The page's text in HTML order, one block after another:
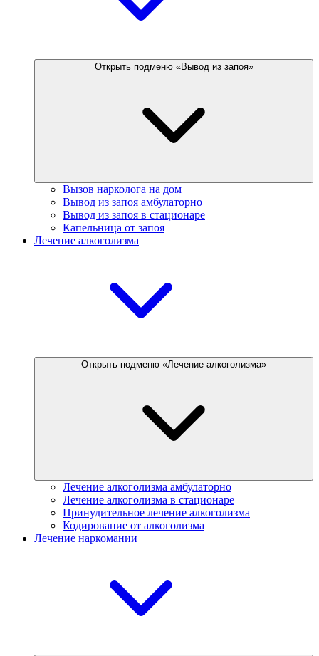
Открыть подменю «Вывод из запоя»
Вызов нарколога на дом
Вывод из запоя амбулаторно
Вывод из запоя в стационаре
Капельница от запоя
Лечение алкоголизма
Открыть подменю «Лечение алкоголизма»
Лечение алкоголизма амбулаторно
Лечение алкоголизма в стационаре
Принудительное лечение алкоголизма
Кодирование от алкоголизма
Лечение наркомании